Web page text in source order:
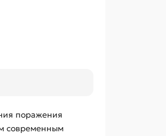
поражения
современным